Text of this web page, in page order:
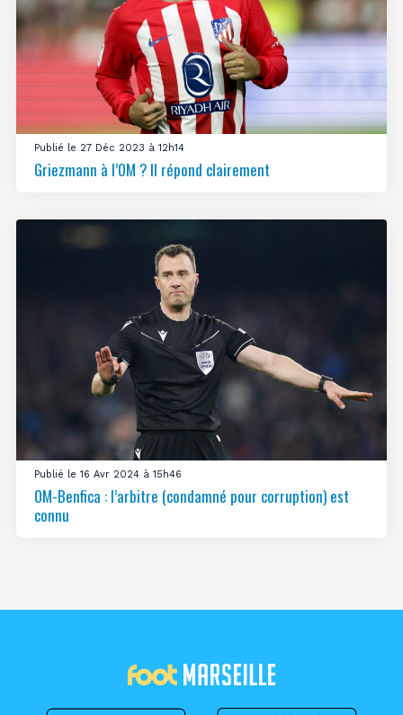
Publié le 27 Déc 2023 à 12h14
Griezmann à l’OM ? Il répond clairement
Publié le 16 Avr 2024 à 15h46
OM-Benfica : l’arbitre (condamné pour corruption) est
connu